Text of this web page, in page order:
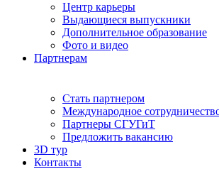
Центр карьеры
Выдающиеся выпускники
Дополнительное образование
Фото и видео
Партнерам
Стать партнером
Международное
Партнеры СГУГиТ
Предложить вакансию
3D тур
Контакты